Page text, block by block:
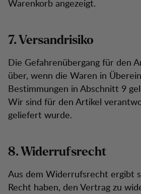
Warenkorb angezeigt.
7. Versandrisiko
Die Gefahrenübergang für den
über, wenn die Waren in
Bestimmungen in Abschnitt 9
Wir sind für den Artikel
geliefert wurde.
8. Widerrufsrecht
Aus dem Widerrufsrecht ergibt
Recht haben, den Vertrag zu